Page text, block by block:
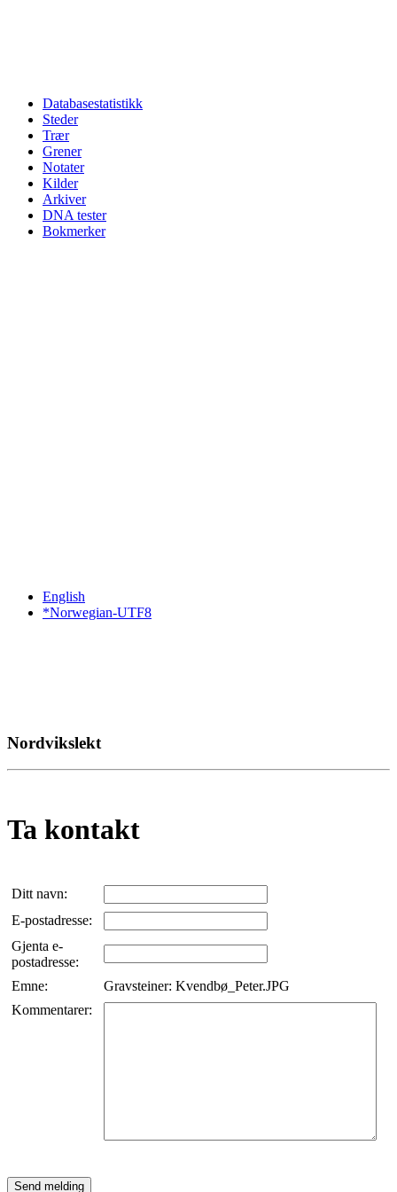
Databasestatistikk
Steder
Trær
Grener
Notater
Kilder
Arkiver
DNA tester
Bokmerker
English
*Norwegian-UTF8
Nordvikslekt
Ta kontakt
Ditt navn:
E-postadresse:
Gjenta e-
postadresse:
Emne:
Gravsteiner: Kvendbø_Peter.JPG
Kommentarer: